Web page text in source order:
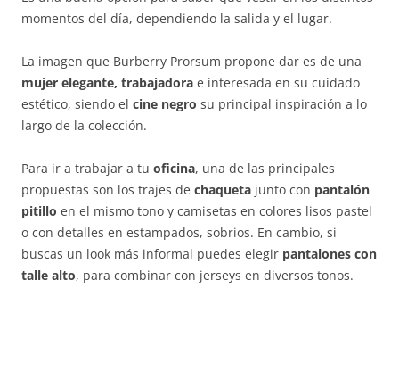
momentos del día, dependiendo la salida y el lugar.
La imagen que Burberry Prorsum propone dar es de una
mujer elegante, trabajadora e interesada en su cuidado
estético, siendo el cine negro su principal inspiración a lo
largo de la colección.
Para ir a trabajar a tu oficina, una de las principales
propuestas son los trajes de chaqueta junto con pantalón
pitillo en el mismo tono y camisetas en colores lisos pastel
o con detalles en estampados, sobrios. En cambio, si
buscas un look más informal puedes elegir pantalones con
talle alto, para combinar con jerseys en diversos tonos.